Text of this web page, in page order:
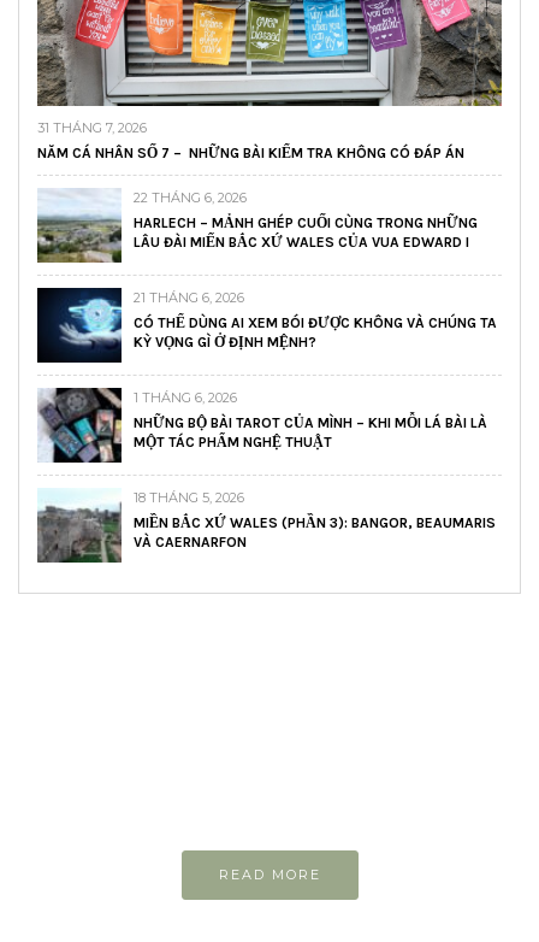
31 THÁNG 7, 2026
NĂM CÁ NHÂN SỐ 7 – NHỮNG BÀI KIỂM TRA KHÔNG CÓ ĐÁP ÁN
22 THÁNG 6, 2026
HARLECH – MẢNH GHÉP CUỐI CÙNG TRONG NHỮNG
LÂU ĐÀI MIẾN BẮC XỨ WALES CỦA VUA EDWARD I
21 THÁNG 6, 2026
CÓ THỂ DÙNG AI XEM BÓI ĐƯỢC KHÔNG VÀ CHÚNG TA
KỲ VỌNG GÌ Ở ĐỊNH MỆNH?
1 THÁNG 6, 2026
NHỮNG BỘ BÀI TAROT CỦA MÌNH – KHI MỖI LÁ BÀI LÀ
MỘT TÁC PHẨM NGHỆ THUẬT
18 THÁNG 5, 2026
MIỀN BẮC XỨ WALES (PHẦN 3): BANGOR, BEAUMARIS
VÀ CAERNARFON
READ MORE